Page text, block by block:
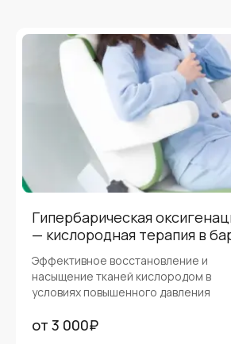
Гипербарическая
— кислородная терапия в
Эффективное восстановление и
насыщение тканей кислородом в
условиях повышенного давления
от 3 000₽